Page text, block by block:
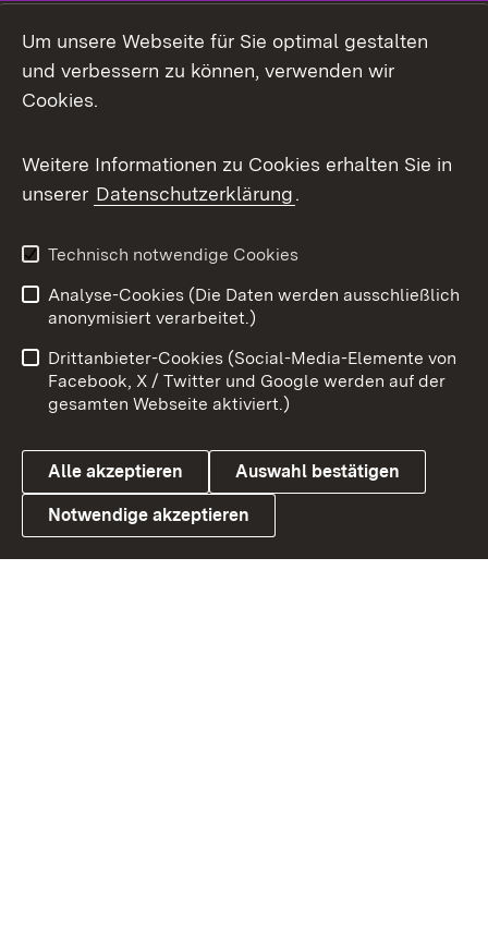
Mastodon
Messenger
Social Wall
X / Twitter
Youtube
Link zum Landesportal
Benutzungshinweise
Barrierefreiheit
Datenschutz
Cookies
Um unsere Webseite für Sie optimal gestalten
und verbessern zu können, verwenden wir
Cookies.
Weitere Informationen zu Cookies erhalten Sie in
unserer Datenschutzerklärung.
Technisch notwendige Cookies
Analyse-Cookies (Die Daten werden ausschließlich
anonymisiert verarbeitet.)
Drittanbieter-Cookies (Social-Media-Elemente von
Facebook, X / Twitter und Google werden auf der
gesamten Webseite aktiviert.)
Alle akzeptieren Auswahl bestätigen
Notwendige akzeptieren